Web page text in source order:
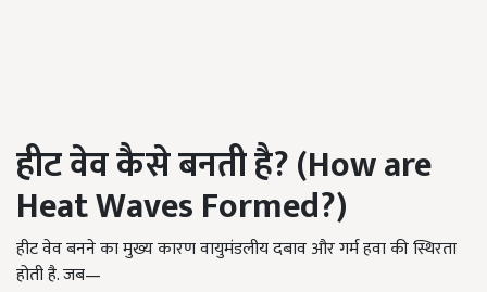
हीट वेव कैसे बनती है? (How are
Heat Waves Formed?)
हीट वेव बनने का मुख्य कारण वायुमंडलीय दबाव और गर्म हवा की स्थिरता
होती है. जब—